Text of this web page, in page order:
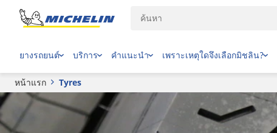
ยางรถยนต์ บริการ คำแนะนำ เพราะเหตุใดจึงเลือกมิชลิน?
หน้าแรก Tyres